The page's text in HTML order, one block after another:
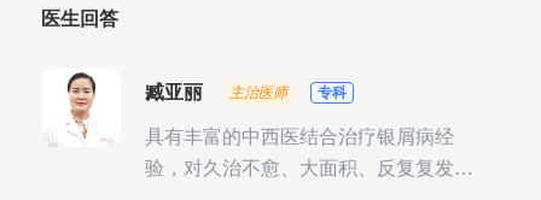
医生回答
臧亚丽 主治医师 专科
具有丰富的中西医结合治疗银屑病经
验，对久治不愈、大面积、反复复发性